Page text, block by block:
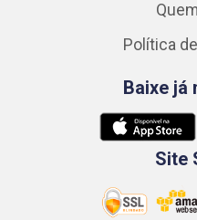
Política
Baixe já
Site